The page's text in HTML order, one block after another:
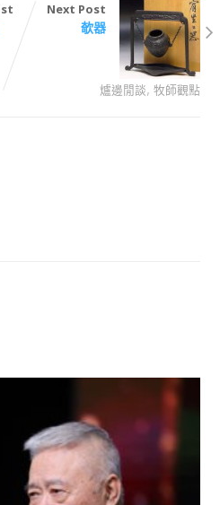
Next Post
欹器
爐邊閒談,牧師觀點